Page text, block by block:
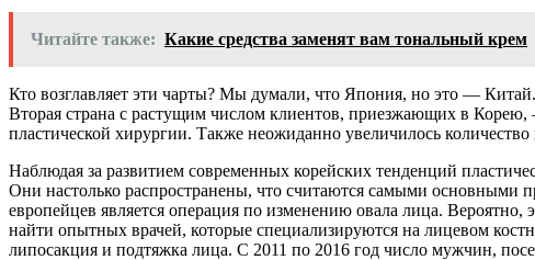
Читайте также: Какие средства заменят вам тональный крем
Кто возглавляет эти чарты? Мы думали, что Япония, но это —
Вторая страна с растущим числом клиентов, приезжающих в
пластической хирургии. Также неожиданно увеличилось
Наблюдая за развитием современных корейских тенденций
Они настолько распространены, что считаются самыми основными
европейцев является операция по изменению овала лица.
найти опытных врачей, которые специализируются на лицевом
липосакция и подтяжка лица. С 2011 по 2016 год число мужчин,